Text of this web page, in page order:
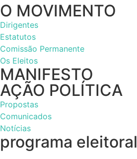
O MOVIMENTO
Dirigentes
Estatutos
Comissão Permanente
Os Eleitos
MANIFESTO
AÇÃO POLÍTICA
Propostas
Comunicados
Notícias
programa eleitoral